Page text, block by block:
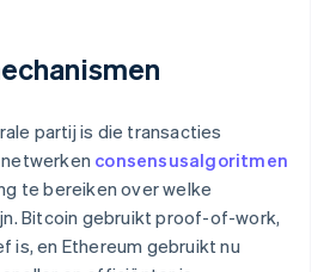
partij is die transacties
consensusalgoritmen
te bereiken over welke
Bitcoin gebruikt proof-of-work,
is, en Ethereum gebruikt nu